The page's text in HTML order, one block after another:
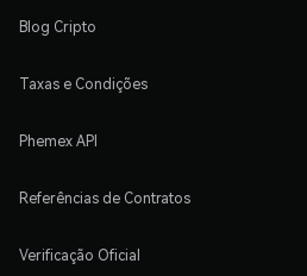
Blog Cripto
Taxas e Condições
Phemex API
Referências de Contratos
Verificação Oficial